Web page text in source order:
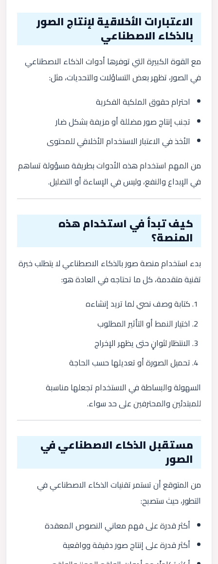
الاعتبارات الأخلاقية لإنتاج الصور
بالذكاء الاصطناعي
مع القوة الكبيرة التي توفرها أدوات الذكاء الاصطناعي
في الصور، تظهر بعض التساؤلات والتحديات، مثل:
احترام حقوق الملكية الفكرية
تجنب إنتاج صور مضللة أو مزيفة بشكل ضار
الأخذ في الاعتبار الاستخدام الأخلاقي للمحتوى
من المهم استخدام هذه الأدوات بطريقة مسؤولة تساهم
في الإبداع والنفع، وليس في الإساءة أو التضليل.
كيف تبدأ في استخدام هذه
المنصة؟
بدء استخدام منصة صور بالذكاء الاصطناعي لا يتطلب خبرة
تقنية متقدمة، كل ما تحتاجه في العادة هو:
كتابة وصف نصي لما تريد إنشاءه
اختيار النمط أو التأثير المطلوب
الانتظار لثوانٍ حتى يظهر الإخراج
تحميل الصورة أو تعديلها حسب الحاجة
السهولة والبساطة في الاستخدام تجعلها مناسبة
للمبتدئين والمحترفين على حد سواء.
مستقبل الذكاء الاصطناعي في
الصور
من المتوقع أن تستمر تقنيات الذكاء الاصطناعي في
التطور، حيث ستصبح:
أكثر قدرة على فهم معاني النصوص المعقدة
أكثر قدرة على إنتاج صور دقيقة وواقعية